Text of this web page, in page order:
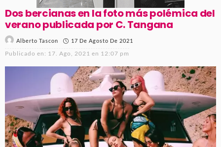
Dos bercianas en la foto más polémica del
verano publicada por C. Tangana
Alberto Tascon 17 De Agosto De 2021
Publicado en: 17. Ago, 2021 en 12:07 pm